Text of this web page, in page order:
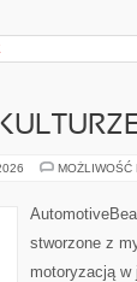
MOŻLIWOŚĆ
stworzone z
motoryzacją w